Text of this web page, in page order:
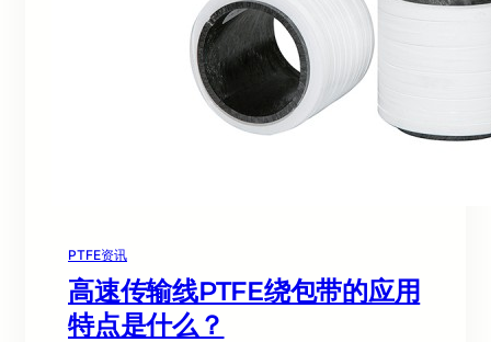
PTFE资讯
高速传输线PTFE绕包带的应用
特点是什么？